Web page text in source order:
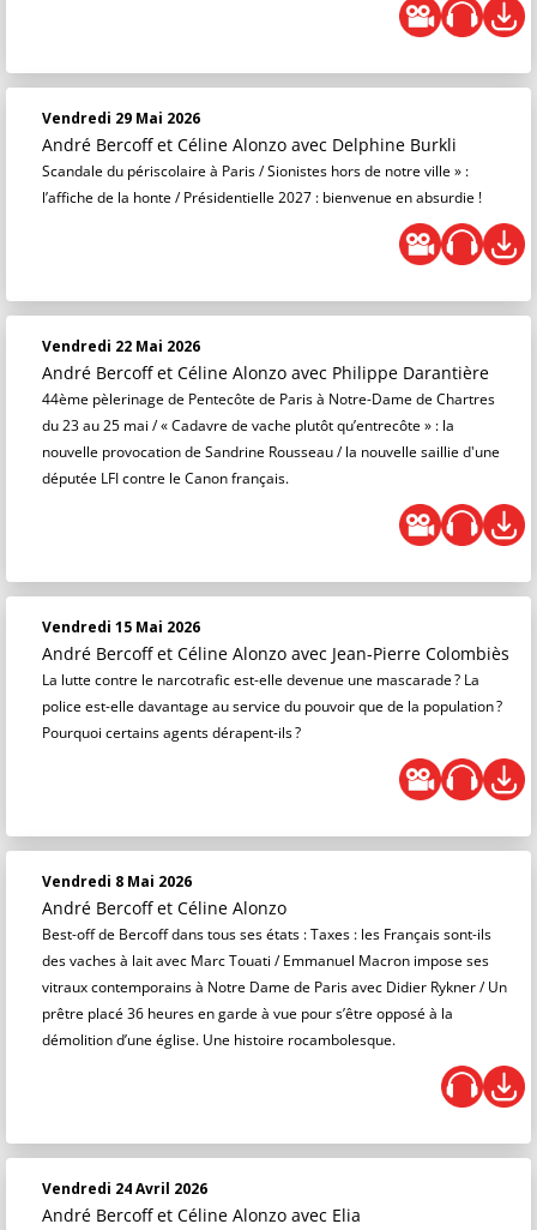
Vendredi 29 Mai 2026
André Bercoff et Céline Alonzo avec Delphine Burkli
Scandale du périscolaire à Paris / Sionistes hors de notre ville » :
l’affiche de la honte / Présidentielle 2027 : bienvenue en absurdie !
Vendredi 22 Mai 2026
André Bercoff et Céline Alonzo avec Philippe Darantière
44ème pèlerinage de Pentecôte de Paris à Notre-Dame de Chartres
du 23 au 25 mai / « Cadavre de vache plutôt qu’entrecôte » : la
nouvelle provocation de Sandrine Rousseau / la nouvelle saillie d'une
députée LFI contre le Canon français.
Vendredi 15 Mai 2026
André Bercoff et Céline Alonzo avec Jean-Pierre Colombiès
La lutte contre le narcotrafic est-elle devenue une mascarade ? La
police est-elle davantage au service du pouvoir que de la population ?
Pourquoi certains agents dérapent-ils ?
Vendredi 8 Mai 2026
André Bercoff et Céline Alonzo
Best-off de Bercoff dans tous ses états : Taxes : les Français sont-ils
des vaches à lait avec Marc Touati / Emmanuel Macron impose ses
vitraux contemporains à Notre Dame de Paris avec Didier Rykner / Un
prêtre placé 36 heures en garde à vue pour s’être opposé à la
démolition d’une église. Une histoire rocambolesque.
Vendredi 24 Avril 2026
André Bercoff et Céline Alonzo avec Elia